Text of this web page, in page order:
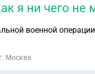
я ни чего не
военной
Москва